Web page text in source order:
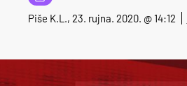
Piše K.L., 23. rujna. 2020. @ 14:12